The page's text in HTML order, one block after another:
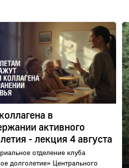
в
активного
- лекция 4 августа
отделение клуба
долголетие» Центрального